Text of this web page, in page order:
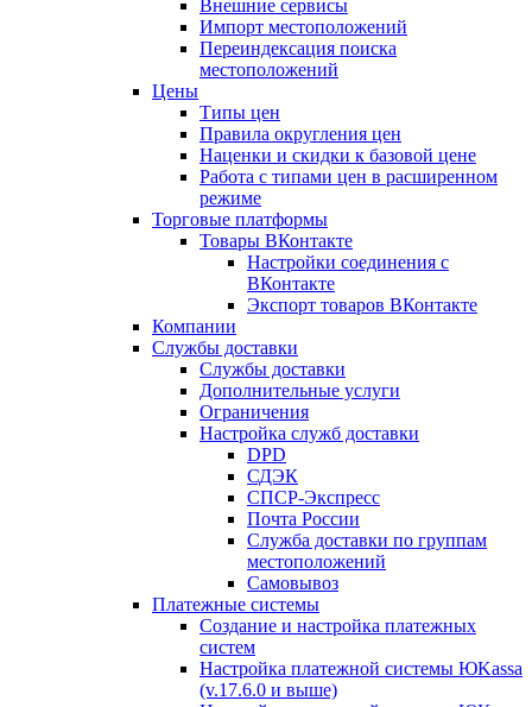
Внешние сервисы
Импорт местоположений
Переиндексация поиска
местоположений
Цены
Типы цен
Правила округления цен
Наценки и скидки к базовой цене
Работа с типами цен в расширенном
режиме
Торговые платформы
Товары ВКонтакте
Настройки соединения с
ВКонтакте
Экспорт товаров ВКонтакте
Компании
Службы доставки
Службы доставки
Дополнительные услуги
Ограничения
Настройка служб доставки
DPD
СДЭК
СПСР-Экспресс
Почта России
Служба доставки по группам
местоположений
Самовывоз
Платежные системы
Создание и настройка платежных
систем
Настройка платежной системы ЮKassa
(v.17.6.0 и выше)